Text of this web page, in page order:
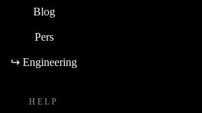
Blog
Pers
↪ Engineering
HELP